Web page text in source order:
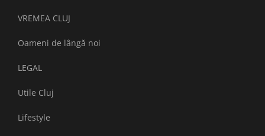
VREMEA CLUJ
Oameni de lângă noi
LEGAL
Utile Cluj
Lifestyle